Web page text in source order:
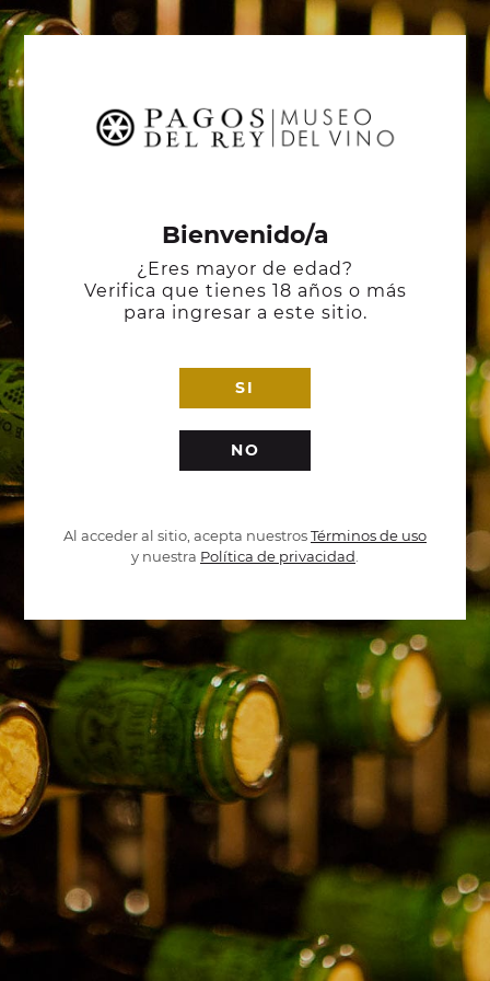
Bienvenido/a
¿Eres mayor de edad?
Verifica que tienes 18 años o más
para ingresar a este sitio.
SI
NO
Al acceder al sitio, acepta nuestrosTérminos de uso
y nuestra Política de privacidad